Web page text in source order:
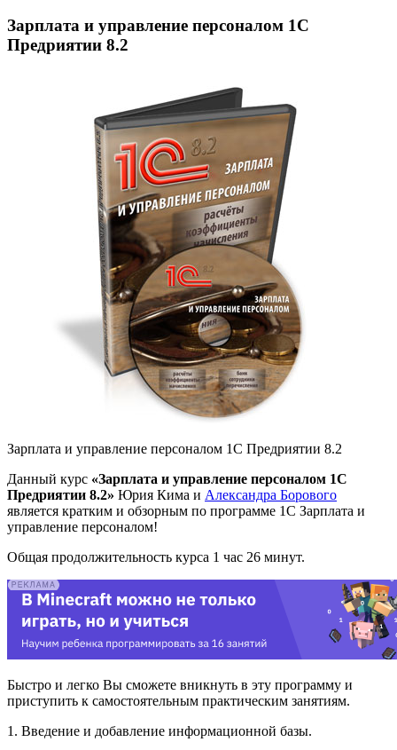
Зарплата и управление персоналом 1С
Предриятии 8.2
Зарплата и управление персоналом 1С Предриятии 8.2
Данный курс «Зарплата и управление персоналом 1С
Предриятии 8.2» Юрия Кима и Александра Борового
является кратким и обзорным по программе 1С Зарплата и
управление персоналом!
Общая продолжительность курса 1 час 26 минут.
Быстро и легко Вы сможете вникнуть в эту программу и
приступить к самостоятельным практическим занятиям.
1. Введение и добавление информационной базы.